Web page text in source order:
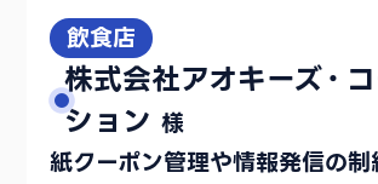
飲食店
株式会社アオキーズ・
ション 様
紙クーポン管理や情報発信の